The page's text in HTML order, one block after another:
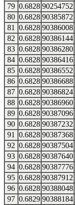
79 0.6828 90254752
80 0.6828 90385872
81
0.6828 90386008
82 0.6828 90386144
83 0.6828 90386280
84 0.6828 90386416
85 0.6828 90386552
86 0.6828 90386688
87 0.6828 90386824
88 0.6828 90386960
89 0.6828 90387096
90 0.6828 90387232
91
0.6828 90387368
92 0.6828 90387504
93 0.6828 90387640
94 0.6828 90387776
95 0.6828 90387912
96 0.6828 90388048
97 0.6829 90388184